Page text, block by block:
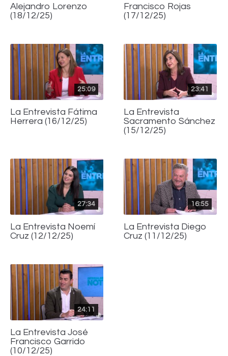
Alejandro Lorenzo
(18/12/25)
Francisco Rojas
(17/12/25)
25:09
La Entrevista Fátima
Herrera (16/12/25)
23:41
La Entrevista
Sacramento Sánchez
(15/12/25)
27:34
La Entrevista Noemí
Cruz (12/12/25)
16:55
La Entrevista Diego
Cruz (11/12/25)
24:11
La Entrevista José
Francisco Garrido
(10/12/25)